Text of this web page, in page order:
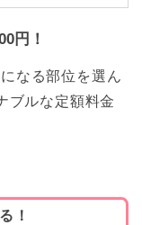
円！
なる部位を選ん
ブルな定額料金
！